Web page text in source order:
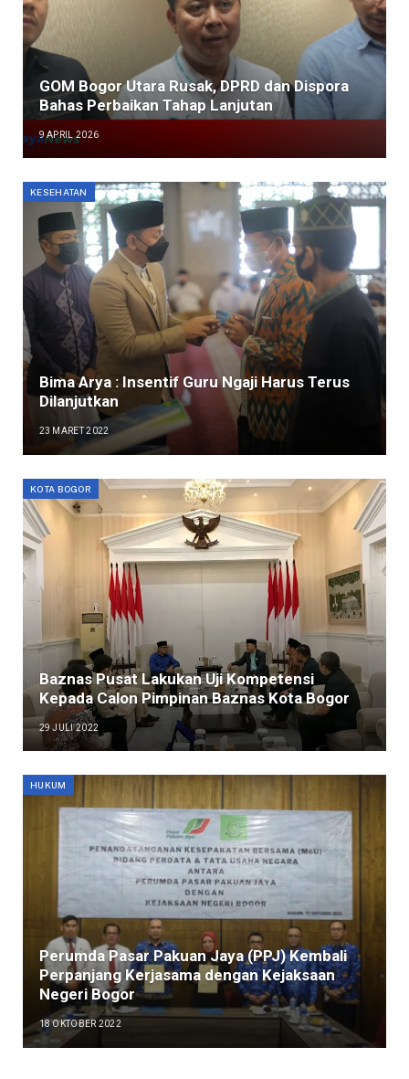
GOM Bogor Utara Rusak, DPRD dan Dispora
Bahas Perbaikan Tahap Lanjutan
9 APRIL 2026
KESEHATAN
Bima Arya : Insentif Guru Ngaji Harus Terus
Dilanjutkan
23 MARET 2022
KOTA BOGOR
Baznas Pusat Lakukan Uji Kompetensi
Kepada Calon Pimpinan Baznas Kota Bogor
29 JULI 2022
HUKUM
Perumda Pasar Pakuan Jaya (PPJ) Kembali
Perpanjang Kerjasama dengan Kejaksaan
Negeri Bogor
18 OKTOBER 2022